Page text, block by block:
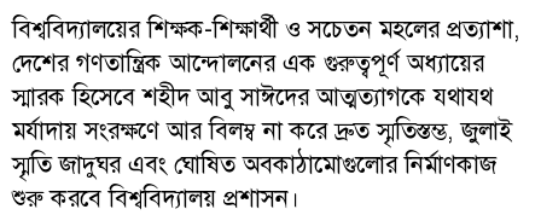
বিশ্ববিদ্যালয়ের শিক্ষক-শিক্ষার্থী ও সচেতন মহলের প্রত্যাশা,
দেশের গণতান্ত্রিক আন্দোলনের এক গুরুত্বপূর্ণ অধ্যায়ের
স্মারক হিসেবে শহীদ আবু সাঈদের আত্মত্যাগকে যথাযথ
মর্যাদায় সংরক্ষণে আর বিলম্ব না করে দ্রুত স্মৃতিস্তম্ভ, জুলাই
স্মৃতি জাদুঘর এবং ঘোষিত অবকাঠামোগুলোর নির্মাণকাজ
শুরু করবে বিশ্ববিদ্যালয় প্রশাসন।